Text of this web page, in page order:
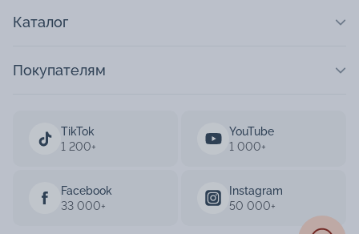
TikTok
1 200+
YouTube
1 000+
Facebook
33 000+
Instagram
50 000+
Каталог
Покупателям